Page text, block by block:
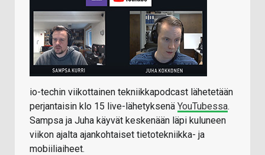
io-techin viikottainen tekniikkapodcast lähetetään
perjantaisin klo 15 live-lähetyksenä YouTubessa.
Sampsa ja Juha käyvät keskenään läpi kuluneen
viikon ajalta ajankohtaiset tietotekniikka- ja
mobiiliaiheet.